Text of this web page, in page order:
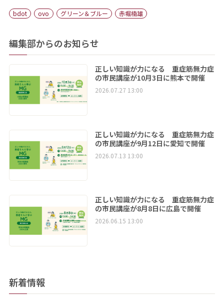
bdot ovo グリーン＆ブルー 赤堀楠雄
編集部からのお知らせ
正しい知識が力になる 重症筋無力症
の市民講座が10月3日に熊本で開催
2026.07.27 13:00
正しい知識が力になる 重症筋無力症
の市民講座が9月12日に愛知で開催
2026.07.13 13:00
正しい知識が力になる 重症筋無力症
の市民講座が8月8日に広島で開催
2026.06.15 13:00
新着情報